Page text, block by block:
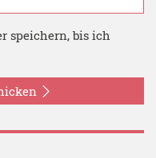
speichern, bis ich